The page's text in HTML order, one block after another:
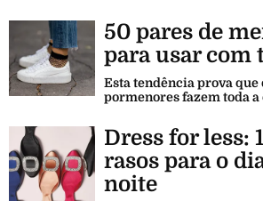
50 pares de
para usar com
Esta tendência prova que
pormenores fazem toda
Dress for less:
rasos para o
noite